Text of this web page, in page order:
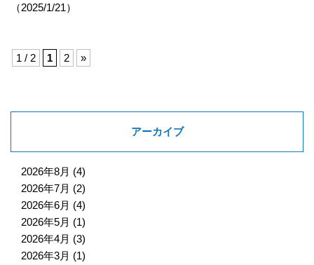
（2025/1/21）
1 / 2 1 2 »
アーカイブ
2026年8月 (4)
2026年7月 (2)
2026年6月 (4)
2026年5月 (1)
2026年4月 (3)
2026年3月 (1)